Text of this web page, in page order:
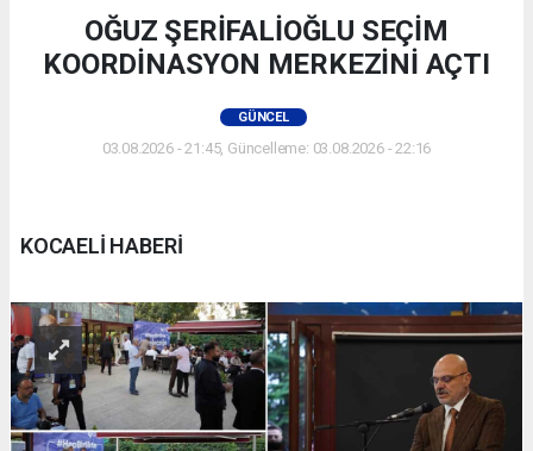
OĞUZ ŞERİFALİOĞLU SEÇİM
KOORDİNASYON MERKEZİNİ AÇTI
GÜNCEL
03.08.2026 - 21:45, Güncelleme: 03.08.2026 - 22:16
KOCAELİ HABERİ